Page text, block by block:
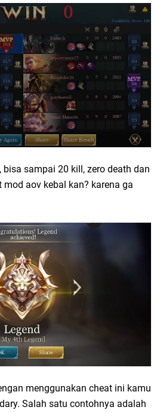
sampai 20 kill, zero death dan
aov kebal kan? karena ga
menggunakan cheat ini kamu
Salah satu contohnya adalah